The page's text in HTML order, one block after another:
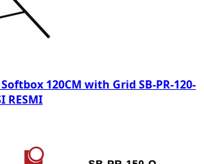
120CM with Grid SB-PR-120-
RESMI